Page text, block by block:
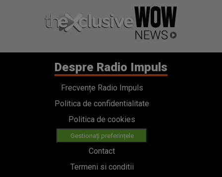
Despre Radio Impuls
Frecvențe Radio Impuls
Politica de confidentialitate
Politica de cookies
Gestionați preferințele
Contact
Termeni si conditii